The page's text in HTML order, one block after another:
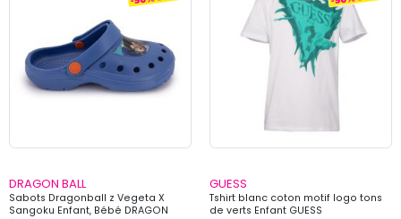
DRAGON BALL
Sabots Dragonball z Vegeta X
Sangoku Enfant, Bébé DRAGON
GUESS
Tshirt blanc coton motif logo tons
de verts Enfant GUESS